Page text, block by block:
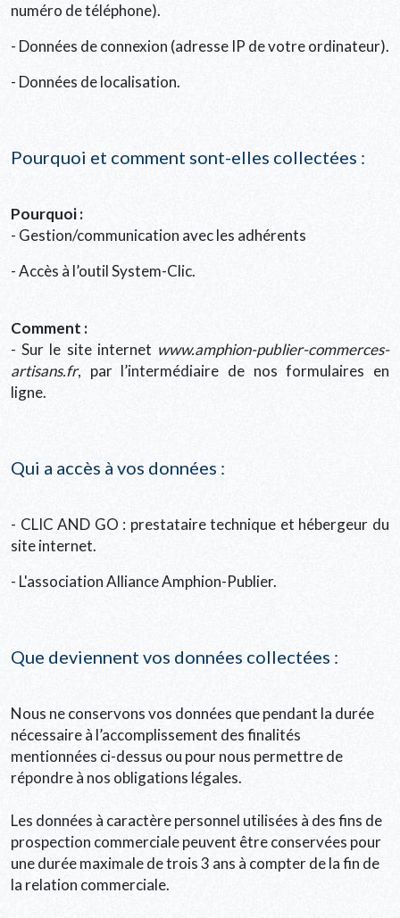
numéro de téléphone).
- Données de connexion (adresse IP de votre ordinateur).
- Données de localisation.
Pourquoi et comment sont-elles collectées :
Pourquoi :
- Gestion/communication avec les adhérents
- Accès à l’outil System-Clic.
Comment :
- Sur le site internet www.amphion-publier-commerces-
artisans.fr, par l’intermédiaire de nos formulaires en
ligne.
Qui a accès à vos données :
- CLIC AND GO : prestataire technique et hébergeur du
site internet.
- L'association Alliance Amphion-Publier.
Que deviennent vos données collectées :
Nous ne conservons vos données que pendant la durée
nécessaire à l’accomplissement des finalités
mentionnées ci-dessus ou pour nous permettre de
répondre à nos obligations légales.
Les données à caractère personnel utilisées à des fins de
prospection commerciale peuvent être conservées pour
une durée maximale de trois 3 ans à compter de la fin de
la relation commerciale.